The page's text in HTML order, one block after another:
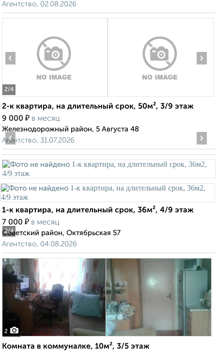
Агентство, 02.08.2026
2/4
‹ ›
2-к квартира, на длительный срок, 50м², 3/9 этаж
9 000 ₽ в месяц
Железнодорожный район, 5 Августа 48
Агентство, 31.07.2026
2/4
‹ ›
1-к квартира, на длительный срок, 36м², 4/9 этаж
7 000 ₽ в месяц
Советский район, Октябрьская 57
Агентство, 04.08.2026
2
Комната в коммуналке, 10м², 3/5 этаж